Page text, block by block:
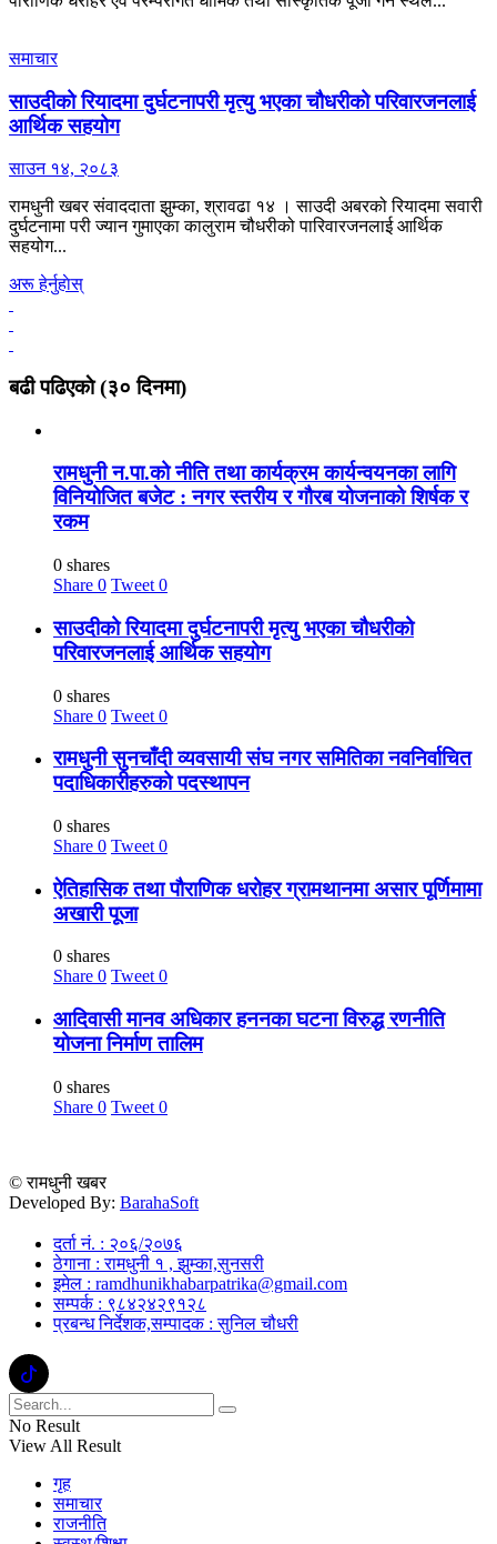
समाचार
साउदीको रियादमा दुर्घटनापरी मृत्यु भएका चौधरीको परिवारजनलाई
आर्थिक सहयोग
साउन १४, २०८३
रामधुनी खबर संवाददाता झुम्का, श्रावढा १४ । साउदी अबरको रियादमा सवारी
दुर्घटनामा परी ज्यान गुमाएका कालुराम चौधरीको पारिवारजनलाई आर्थिक
सहयोग...
अरू हेर्नुहाेस्
बढी पढिएकाे (३० दिनमा)
रामधुनी न.पा.को नीति तथा कार्यक्रम कार्यन्वयनका लागि
विनियोजित बजेट : नगर स्तरीय र गौरब योजनाको शिर्षक र
रकम
0 shares
Share 0 Tweet 0
साउदीको रियादमा दुर्घटनापरी मृत्यु भएका चौधरीको
परिवारजनलाई आर्थिक सहयोग
0 shares
Share 0 Tweet 0
रामधुनी सुनचाँदी व्यवसायी संघ नगर समितिका नवनिर्वाचित
पदाधिकारीहरुको पदस्थापन
0 shares
Share 0 Tweet 0
ऐतिहासिक तथा पौराणिक धरोहर ग्रामथानमा असार पूर्णिमामा
अखारी पूजा
0 shares
Share 0 Tweet 0
आदिवासी मानव अधिकार हननका घटना विरुद्ध रणनीति
योजना निर्माण तालिम
0 shares
Share 0 Tweet 0
© रामधुनी खबर
Developed By: BarahaSoft
दर्ता नं. : २०६/२०७६
ठेगाना : रामधुनी १ , झुम्का,सुनसरी
इमेल : ramdhunikhabarpatrika@gmail.com
सम्पर्क : ९८४२४२९१२८
प्रबन्ध निर्देशक,सम्पादक : सुनिल चौधरी
No Result
View All Result
गृह
समाचार
राजनीति